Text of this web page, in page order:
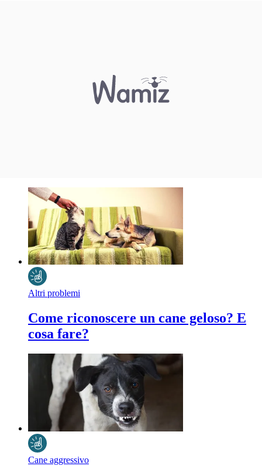
Altri problemi
Come riconoscere un cane geloso? E
cosa fare?
Cane aggressivo